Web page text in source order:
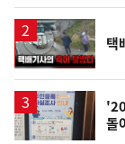
영
상
택
돌